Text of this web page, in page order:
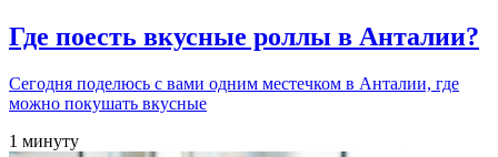
Где поесть вкусные роллы в Анталии?
Сегодня поделюсь с вами одним местечком в Анталии, где
можно покушать вкусные
1 минуту